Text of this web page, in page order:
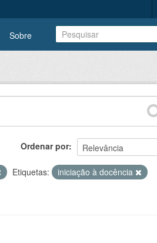
Sobre
Ordenar por
Etiquetas:
iniciação à docência